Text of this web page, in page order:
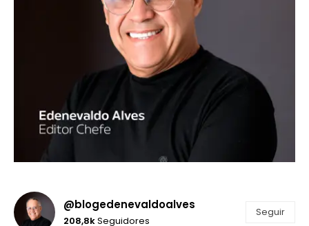
@blogedenevaldoalves
208,8kSeguidores
Seguir